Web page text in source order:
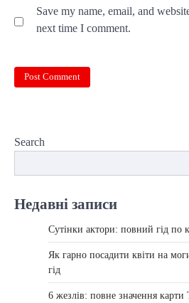
Save my name, email, and
next time I comment.
Search
Недавні записи
Сутінки актори: повний гід по
Як гарно посадити квіти на
гід
6 жезлів: повне значення карти